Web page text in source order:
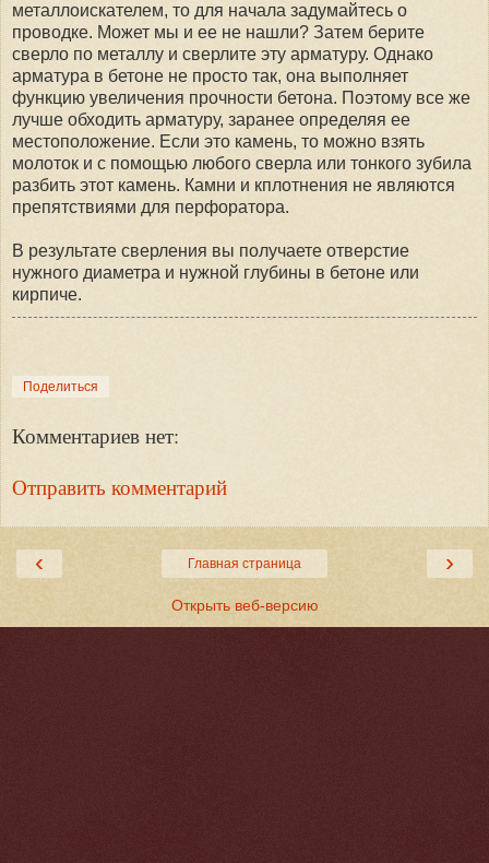
металлоискателем, то для начала задумайтесь о
проводке. Может мы и ее не нашли? Затем берите
сверло по металлу и сверлите эту арматуру. Однако
арматура в бетоне не просто так, она выполняет
функцию увеличения прочности бетона. Поэтому все же
лучше обходить арматуру, заранее определяя ее
местоположение. Если это камень, то можно взять
молоток и с помощью любого сверла или тонкого зубила
разбить этот камень. Камни и кплотнения не являются
препятствиями для перфоратора.
В результате сверления вы получаете отверстие
нужного диаметра и нужной глубины в бетоне или
кирпиче.
Поделиться
Комментариев нет:
Отправить комментарий
‹ ›
Главная страница
Открыть веб-версию